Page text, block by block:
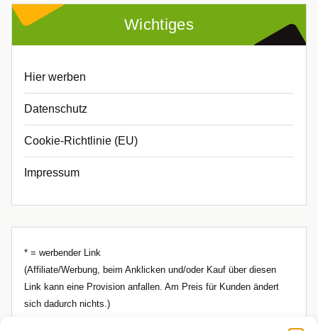
Wichtiges
Hier werben
Datenschutz
Cookie-Richtlinie (EU)
Impressum
* = werbender Link
(Affiliate/Werbung, beim Anklicken und/oder Kauf über diesen
Link kann eine Provision anfallen. Am Preis für Kunden ändert
sich dadurch nichts.)